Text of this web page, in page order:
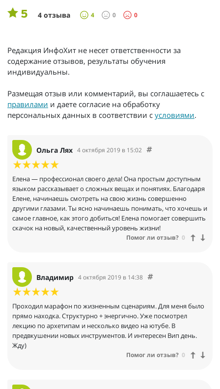
5 4 отзыва 4 0 0
Редакция ИнфоХит не несет ответственности за
содержание отзывов, результаты обучения
индивидуальны.
Размещая отзыв или комментарий, вы соглашаетесь с
правилами и даете согласие на обработку
персональных данных в соответствии с условиями.
Ольга Лях 4 октября 2019 в 15:02
Елена — профессионал своего дела! Она простым доступным
языком рассказывает о сложных вещах и понятиях. Благодаря
Елене, начинаешь смотреть на свою жизнь совершенно
другими глазами. Ты ясно начинаешь понимать, что хочешь и
самое главное, как этого добиться! Елена помогает совершить
скачок на новый, качественный уровень жизни!
Помог ли отзыв? 0
Владимир 4 октября 2019 в 14:38
Проходил марафон по жизненным сценариям. Для меня было
прямо находка. Структурно + энергично. Уже посмотрел
лекцию по архетипам и несколько видео на ютубе. В
предвкушении новых инструментов. И интересен Вип день.
Жду)
Помог ли отзыв? 0